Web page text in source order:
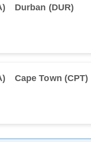
Durban (DUR)
Cape Town (CPT)